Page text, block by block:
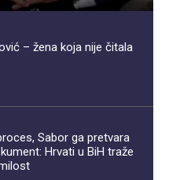
– žena koja nije čitala
Sabor ga pretvara
Hrvati u BiH traže